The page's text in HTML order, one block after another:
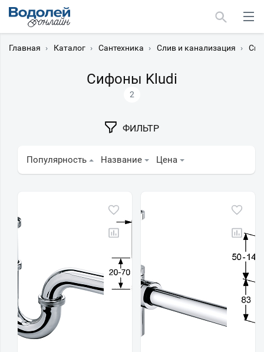
Главная › Каталог › Сантехника › Слив и канализация ›
Сифоны Kludi
2
ФИЛЬТР
Популярность Название Цена